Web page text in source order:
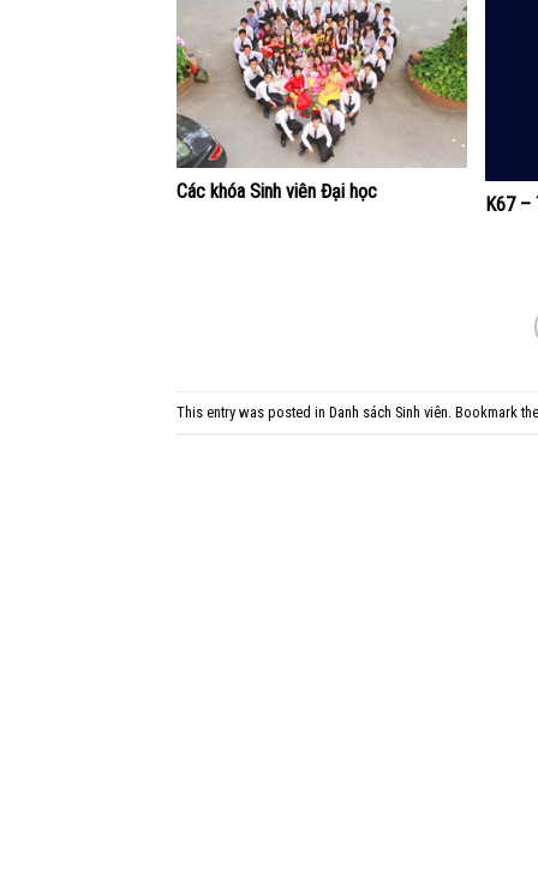
Các khóa Sinh viên Đại học
K67 –
This entry was posted in Danh sách Sinh viên . Bookmark the